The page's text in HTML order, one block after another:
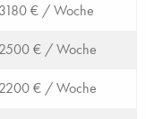
3180 € /Woche
2500 € /Woche
2200 € /Woche